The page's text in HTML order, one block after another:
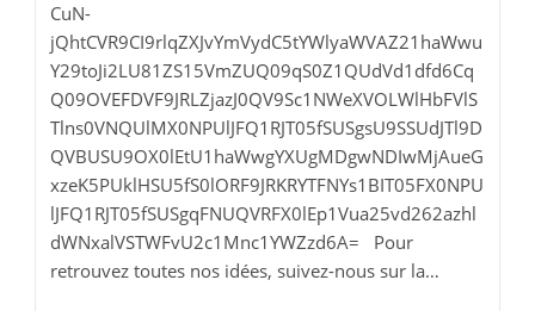
CuN-
jQhtCVR9CI9rlqZXJvYmVydC5tYWlyaWVAZ21haWwu
Y29toJi2LU81ZS15VmZUQ09qS0Z1QUdVd1dfd6Cq
Q09OVEFDVF9JRLZjazJ0QV9Sc1NWeXVOLWlHbFVlS
Tlns0VNQUlMX0NPUlJFQ1RJT05fSUSgsU9SSUdJTl9D
QVBUSU9OX0lEtU1haWwgYXUgMDgwNDIwMjAueG
xzeK5PUklHSU5fS0lORF9JRKRYTFNYs1BIT05FX0NPU
lJFQ1RJT05fSUSgqFNUQVRFX0lEp1Vua25vd262azhl
dWNxalVSTWFvU2c1Mnc1YWZzd6A= Pour
retrouvez toutes nos idées, suivez-nous sur la…